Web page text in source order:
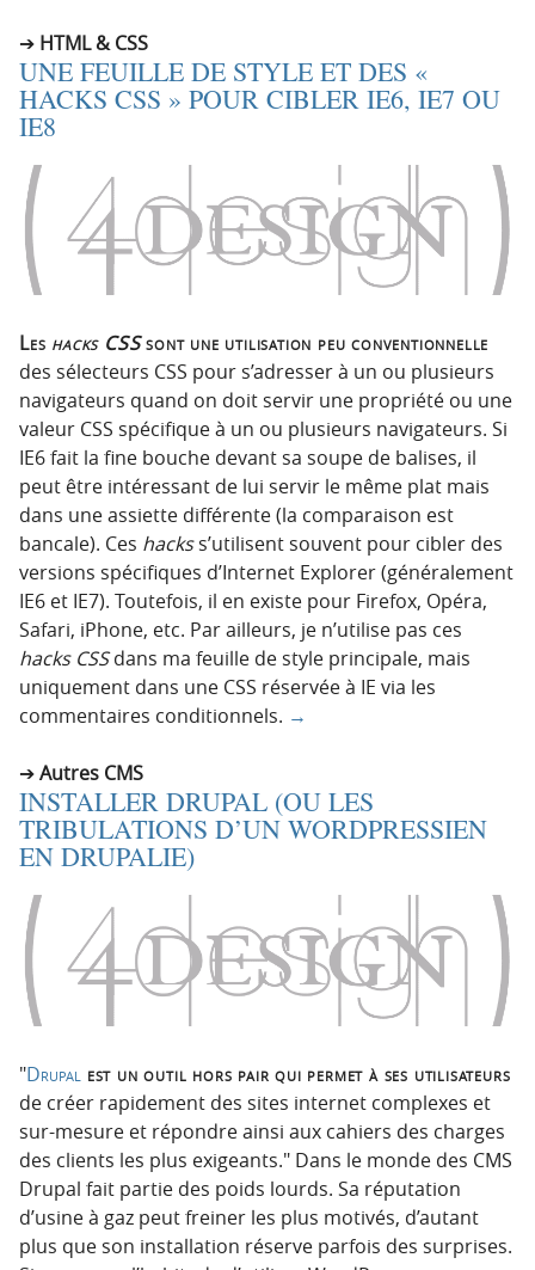
HTML & CSS
UNE FEUILLE DE STYLE ET DES «
HACKS CSS » POUR CIBLER IE6, IE7 OU
IE8
Les hacks CSSsont une utilisation peu conventionnelle
des sélecteurs CSS pour s’adresser à un ou plusieurs
navigateurs quand on doit servir une propriété ou une
valeur CSS spécifique à un ou plusieurs navigateurs. Si
IE6 fait la fine bouche devant sa soupe de balises, il
peut être intéressant de lui servir le même plat mais
dans une assiette différente (la comparaison est
bancale). Ces hackss’utilisent souvent pour cibler des
versions spécifiques d’Internet Explorer (généralement
IE6 et IE7). Toutefois, il en existe pour Firefox, Opéra,
Safari, iPhone, etc. Par ailleurs, je n’utilise pas ces
hacks CSSdans ma feuille de style principale, mais
uniquement dans une CSS réservée à IE via les
commentaires conditionnels. →
Autres CMS
INSTALLER DRUPAL (OU LES
TRIBULATIONS D’UN WORDPRESSIEN
EN DRUPALIE)
Drupal est un outil hors pair qui permet à ses utilisateurs
de créer rapidement des sites internet complexes et
sur-mesure et répondre ainsi aux cahiers des charges
des clients les plus exigeants. Dans le monde des CMS
Drupal fait partie des poids lourds. Sa réputation
d’usine à gaz peut freiner les plus motivés, d’autant
plus que son installation réserve parfois des surprises.